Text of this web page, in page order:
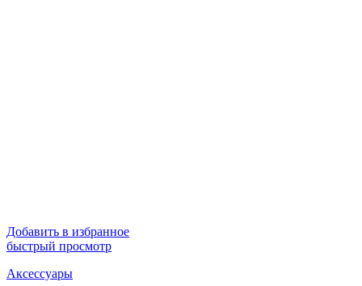
Добавить в избранное
быстрый просмотр
Аксессуары